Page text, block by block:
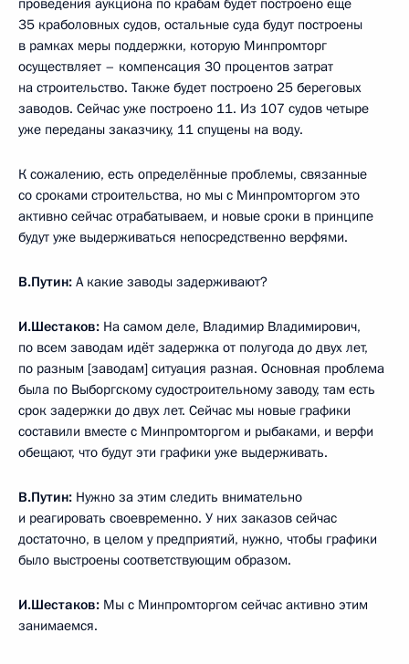
проведения аукциона по крабам будет построено ещё
35 краболовных судов, остальные суда будут построены
в рамках меры поддержки, которую Минпромторг
осуществляет – компенсация 30 процентов затрат
на строительство. Также будет построено 25 береговых
заводов. Сейчас уже построено 11. Из 107 судов четыре
уже переданы заказчику, 11 спущены на воду.
К сожалению, есть определённые проблемы, связанные
со сроками строительства, но мы с Минпромторгом это
активно сейчас отрабатываем, и новые сроки в принципе
будут уже выдерживаться непосредственно верфями.
В.Путин: А какие заводы задерживают?
И.Шестаков: На самом деле, Владимир Владимирович,
по всем заводам идёт задержка от полугода до двух лет,
по разным [заводам] ситуация разная. Основная проблема
была по Выборгскому судостроительному заводу, там есть
срок задержки до двух лет. Сейчас мы новые графики
составили вместе с Минпромторгом и рыбаками, и верфи
обещают, что будут эти графики уже выдерживать.
В.Путин: Нужно за этим следить внимательно
и реагировать своевременно. У них заказов сейчас
достаточно, в целом у предприятий, нужно, чтобы графики
было выстроены соответствующим образом.
И.Шестаков: Мы с Минпромторгом сейчас активно этим
занимаемся.